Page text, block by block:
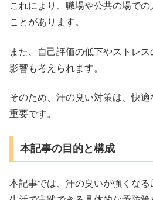
これにより、職場や公共の場で
ことがあります。
また、自己評価の低下やストレ
影響も考えられます。
そのため、汗の臭い対策は、快
重要です。
本記事の目的と構成
本記事では、汗の臭いが強くな